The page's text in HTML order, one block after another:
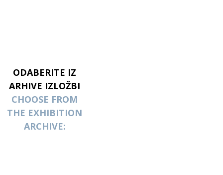
ODABERITE IZ
ARHIVE IZLOŽBI
CHOOSE FROM
THE EXHIBITION
ARCHIVE: